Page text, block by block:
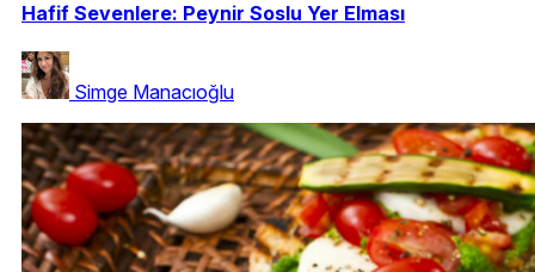
Hafif Sevenlere: Peynir Soslu Yer Elması
Simge Manacıoğlu